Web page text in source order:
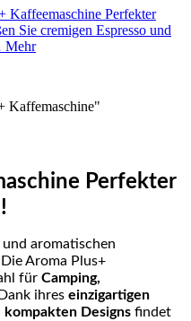
Kaffeemaschine Perfekter
Sie cremigen Espresso und
Mehr
Kaffemaschine"
Perfekter
und aromatischen
Aroma Plus+
für Camping,
ihres einzigartigen
kompakten Designs findet